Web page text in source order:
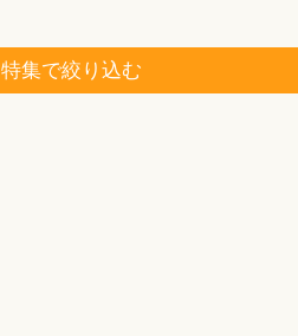
特集で絞り込む